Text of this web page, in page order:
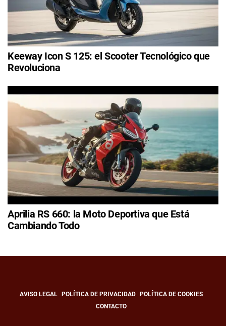
Keeway Icon S 125: el Scooter Tecnológico que
Revoluciona
Aprilia RS 660: la Moto Deportiva que Está
Cambiando Todo
AVISO LEGAL POLÍTICA DE PRIVACIDAD
POLÍTICA DE COOKIES
CONTACTO